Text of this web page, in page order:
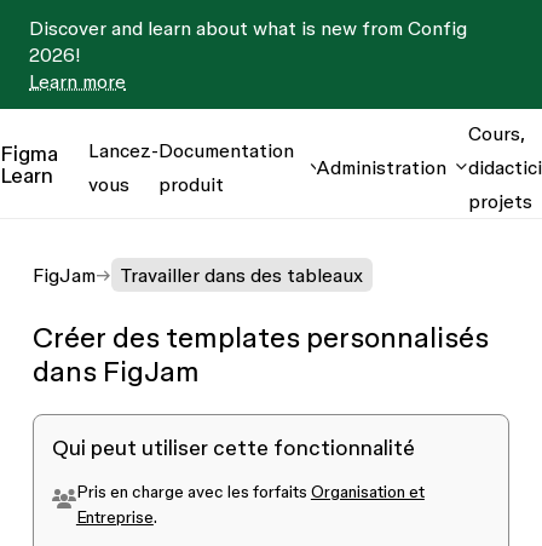
Discover and learn about what is new from Config
2026!
Learn more
Figma
Learn
Lancez-
vous
Documentation
produit
Administration
Cours,
projets
FigJam Travailler dans des tableaux
Créer des templates personnalisés
dans FigJam
Qui peut utiliser cette fonctionnalité
Pris en charge avec les forfaits Organisation et
Entreprise.